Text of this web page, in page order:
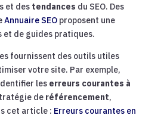
et des tendances du SEO. Des
Annuaire SEOproposent une
et de guides pratiques.
fournissent des outils utiles
votre site. Par exemple,
les erreurs courantes à
de référencement,
cet article : Erreurs courantes en